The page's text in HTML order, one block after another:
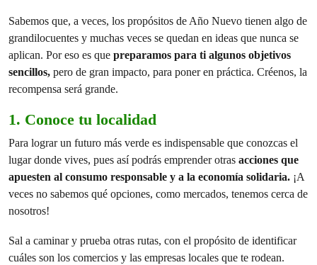
Sabemos que, a veces, los propósitos de Año Nuevo tienen algo de
grandilocuentes y muchas veces se quedan en ideas que nunca se
aplican. Por eso es que preparamos para ti algunos objetivos
sencillos, pero de gran impacto, para poner en práctica. Créenos, la
recompensa será grande.
1. Conoce tu localidad
Para lograr un futuro más verde es indispensable que conozcas el
lugar donde vives, pues así podrás emprender otras acciones que
apuesten al consumo responsable y a la economía solidaria. ¡A
veces no sabemos qué opciones, como mercados, tenemos cerca de
nosotros!
Sal a caminar y prueba otras rutas, con el propósito de identificar
cuáles son los comercios y las empresas locales que te rodean.